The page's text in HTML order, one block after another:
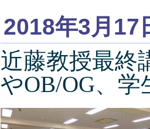
2018年3月17
近藤教授最終
やOB/OG、